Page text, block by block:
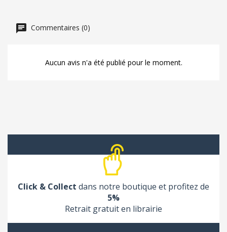
Commentaires (0)
Aucun avis n'a été publié pour le moment.
Click & Collect dans notre boutique et profitez de
5%
Retrait gratuit en librairie